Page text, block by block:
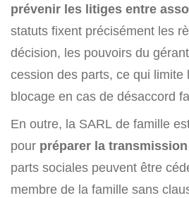
prévenir les litiges entre
statuts fixent précisément les
décision, les pouvoirs du
cession des parts, ce qui limite
blocage en cas de désaccord
En outre, la SARL de famille
pour préparer la
parts sociales peuvent être
membre de la famille sans